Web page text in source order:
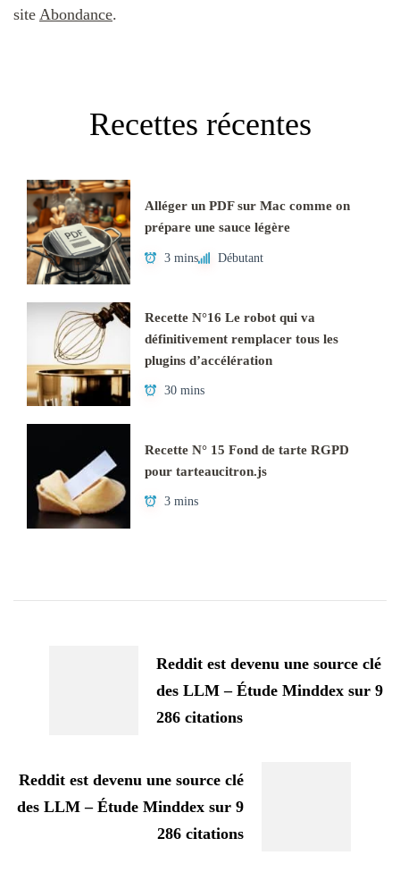
site Abondance.
Recettes récentes
Alléger un PDF sur Mac comme on
prépare une sauce légère
3 mins Débutant
Recette N°16 Le robot qui va
définitivement remplacer tous les
plugins d’accélération
30 mins
Recette N° 15 Fond de tarte RGPD
pour tarteaucitron.js
3 mins
Reddit est devenu une source clé
des LLM – Étude Minddex sur 9
286 citations
Reddit est devenu une source clé
des LLM – Étude Minddex sur 9
286 citations